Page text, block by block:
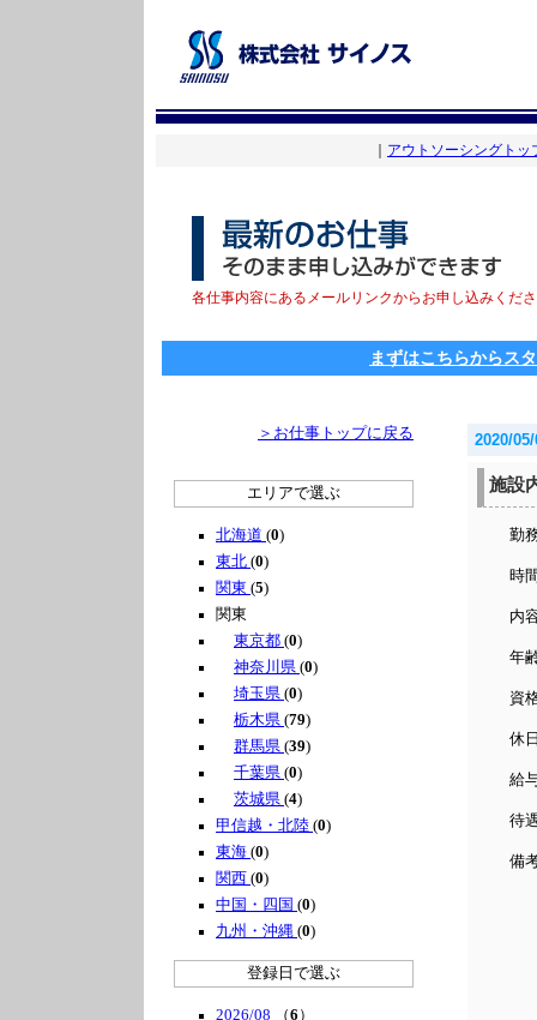
アウトソーシングトッ
各仕事内容にあるメールリンクからお申し込みくだ
まずはこちらからス
＞お仕事トップに戻る
エリアで選ぶ
北海道 (0)
東北 (0)
関東 (5)
関東
東京都 (0)
神奈川県 (0)
埼玉県 (0)
栃木県 (79)
群馬県 (39)
千葉県 (0)
茨城県 (4)
甲信越・北陸 (0)
東海 (0)
関西 (0)
中国・四国 (0)
九州・沖縄 (0)
登録日で選ぶ
2026/08 （6 ）
2020/
施設
勤
時
内
年
資
休
給
待
備